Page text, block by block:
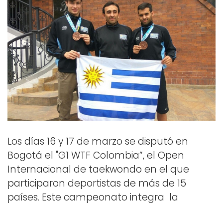
Los días 16 y 17 de marzo se disputó en
Bogotá el "G1 WTF Colombia”, el Open
Internacional de taekwondo en el que
participaron deportistas de más de 15
países. Este campeonato integra la